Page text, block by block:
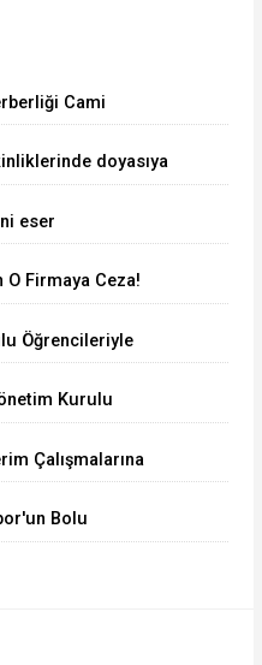
Cami
doyasıya
eser
O Firmaya Ceza!
Öğrencileriyle
Kurulu
Çalışmalarına
Bolu